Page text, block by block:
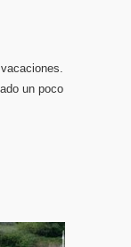
un poco